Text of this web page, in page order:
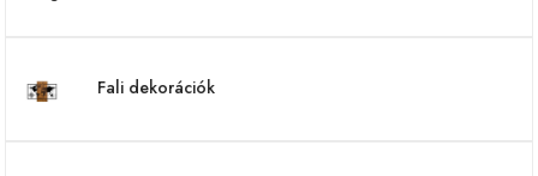
Fali dekorációk